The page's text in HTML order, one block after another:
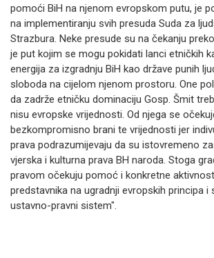
pomoći BiH na njenom evropskom putu, je
na implementiranju svih presuda Suda za
Strazbura. Neke presude su na čekanju
je put kojim se mogu pokidati lanci etničkih
energija za izgradnju BiH kao države punih
sloboda na cijelom njenom prostoru. One
da zadrže etničku dominaciju Gosp. Šmit
nisu evropske vrijednosti. Od njega se
bezkompromisno brani te vrijednosti jer
prava podrazumijevaju da su istovremeno
vjerska i kulturna prava BH naroda. Stoga
pravom očekuju pomoć i konkretne
predstavnika na ugradnji evropskih principa i
ustavno-pravni sistem".